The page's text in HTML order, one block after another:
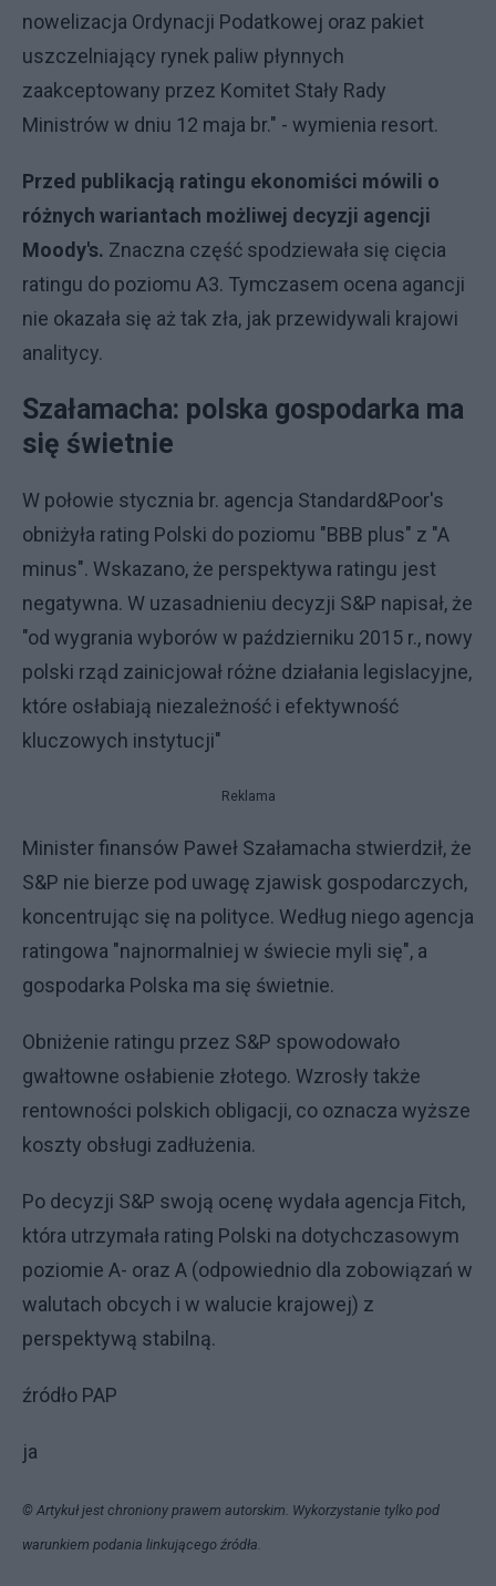
nowelizacja Ordynacji Podatkowej oraz pakiet
uszczelniający rynek paliw płynnych
zaakceptowany przez Komitet Stały Rady
Ministrów w dniu 12 maja br." - wymienia resort.
Przed publikacją ratingu ekonomiści mówili o
różnych wariantach możliwej decyzji agencji
Moody's. Znaczna część spodziewała się cięcia
ratingu do poziomu A3. Tymczasem ocena agancji
nie okazała się aż tak zła, jak przewidywali krajowi
analitycy.
Szałamacha: polska gospodarka ma
się świetnie
W połowie stycznia br. agencja Standard&Poor's
obniżyła rating Polski do poziomu "BBB plus" z "A
minus". Wskazano, że perspektywa ratingu jest
negatywna. W uzasadnieniu decyzji S&P napisał, że
"od wygrania wyborów w październiku 2015 r., nowy
polski rząd zainicjował różne działania legislacyjne,
które osłabiają niezależność i efektywność
kluczowych instytucji"
Reklama
Minister finansów Paweł Szałamacha stwierdził, że
S&P nie bierze pod uwagę zjawisk gospodarczych,
koncentrując się na polityce. Według niego agencja
ratingowa "najnormalniej w świecie myli się", a
gospodarka Polska ma się świetnie.
Obniżenie ratingu przez S&P spowodowało
gwałtowne osłabienie złotego. Wzrosły także
rentowności polskich obligacji, co oznacza wyższe
koszty obsługi zadłużenia.
Po decyzji S&P swoją ocenę wydała agencja Fitch,
która utrzymała rating Polski na dotychczasowym
poziomie A- oraz A (odpowiednio dla zobowiązań w
walutach obcych i w walucie krajowej) z
perspektywą stabilną.
źródło PAP
ja
© Artykuł jest chroniony prawem autorskim. Wykorzystanie tylko pod
warunkiem podania linkującego źródła.